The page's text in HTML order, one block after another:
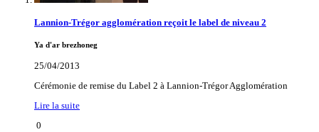
Lannion-Trégor agglomération reçoit le label de niveau 2
Ya d'ar brezhoneg
25/04/2013
Cérémonie de remise du Label 2 à Lannion-Trégor Agglomération
Lire la suite
0